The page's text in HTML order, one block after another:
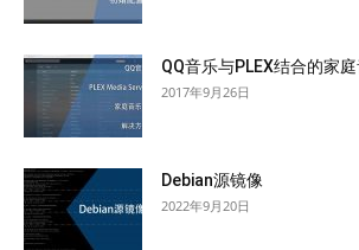
QQ音乐与PLEX结合的家
2017年9月26日
Debian源镜像
2022年9月20日